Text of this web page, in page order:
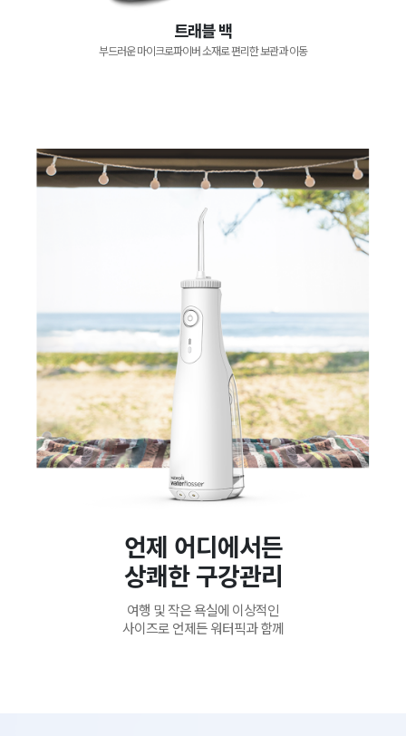
트래블 백
부드러운 마이크로파이버 소재로 편리한 보관과 이동
언제 어디에서든
상쾌한 구강관리
여행 및 작은 욕실에 이상적인
사이즈로 언제든 워터픽과 함께